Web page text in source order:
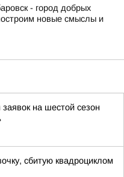
- город добрых
новые смыслы и
на шестой сезон
сбитую квадроциклом